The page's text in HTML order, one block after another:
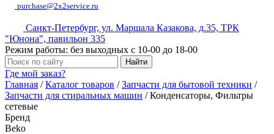
purchase@2x2service.ru
Санкт-Петербург, ул. Маршала Казакова, д.35, ТРК
"Юнона", павильон 335
Режим работы: без выходных с 10-00 до 18-00
Где мой заказ?
Главная /Каталог товаров /Запчасти для бытовой техники /
Запчасти для стиральных машин /Конденсаторы, Фильтры
сетевые
Бренд
Beko